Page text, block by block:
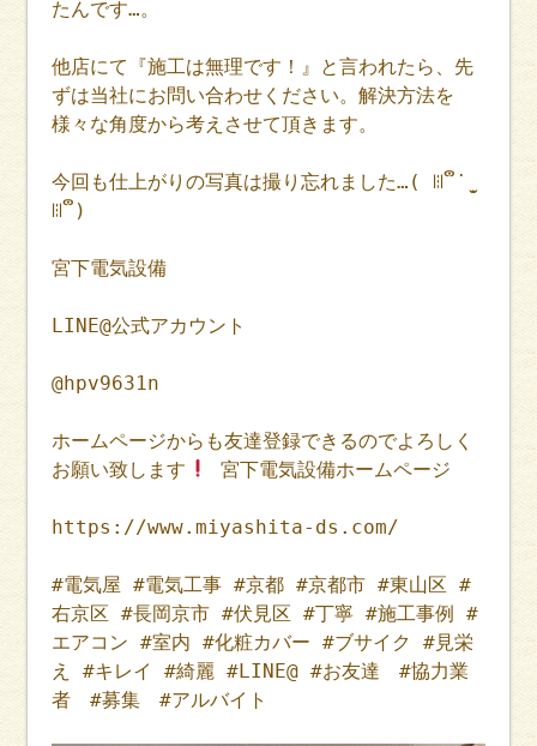
たんです…。
他店にて『施工は無理です！』と言われたら、先
ずは当社にお問い合わせください。解決方法を
様々な角度から考えさせて頂きます。
今回も仕上がりの写真は撮り忘れました…( ꈨຶ ˙̫̮
ꈨຶ )
宮下電気設備
LINE@公式アカウント
@hpv9631n
ホームページからも友達登録できるのでよろしく
お願い致します
宮下電気設備ホームページ
https://www.miyashita-ds.com/
#電気屋 #電気工事 #京都 #京都市 #東山区 #
右京区 #長岡京市 #伏見区 #丁寧 #施工事例 #
エアコン #室内 #化粧カバー #ブサイク #見栄
え #キレイ #綺麗 #LINE@ #お友達 #協力業
者 #募集 #アルバイト